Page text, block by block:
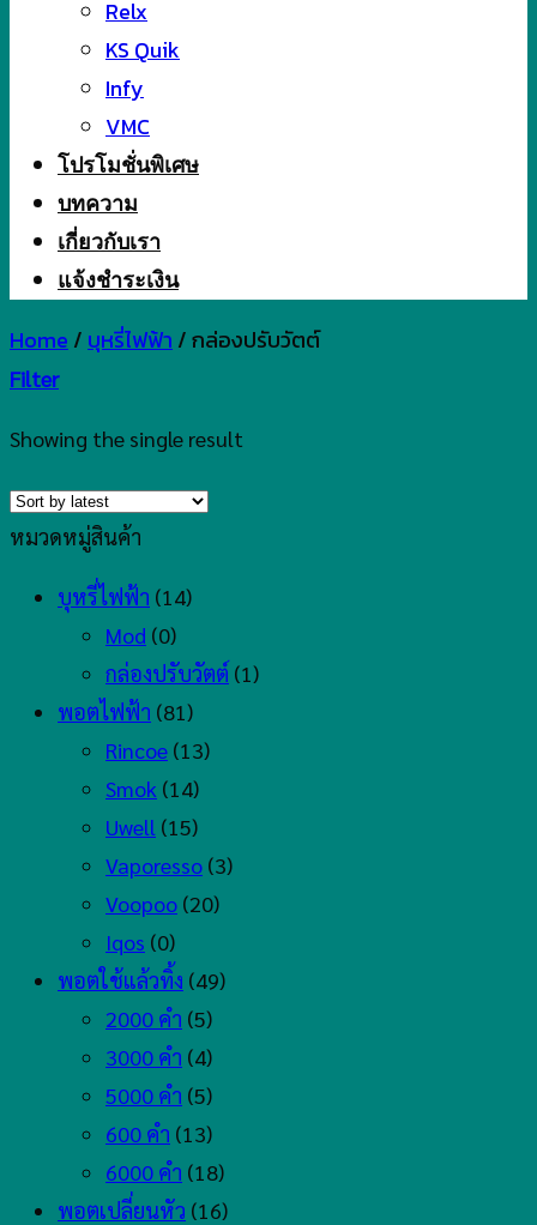
Relx
KS Quik
Infy
VMC
โปรโมชั่นพิเศษ
บทความ
เกี่ยวกับเรา
แจ้งชำระเงิน
Home / บุหรี่ไฟฟ้า /กล่องปรับวัตต์
Filter
Showing the single result
หมวดหมู่สินค้า
บุหรี่ไฟฟ้า (14)
Mod (0)
กล่องปรับวัตต์ (1)
พอตไฟฟ้า (81)
Rincoe (13)
Smok (14)
Uwell (15)
Vaporesso (3)
Voopoo (20)
Iqos (0)
พอตใช้แล้วทิ้ง (49)
2000 คำ (5)
3000 คำ (4)
5000 คำ (5)
600 คำ (13)
6000 คำ (18)
พอตเปลี่ยนหัว (16)